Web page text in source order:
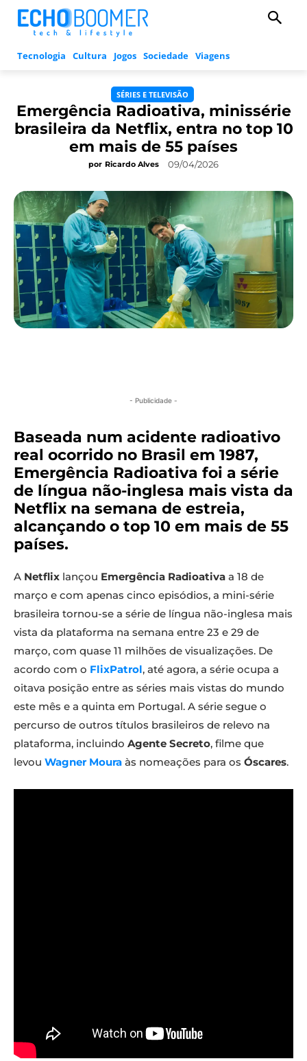
Tecnologia Cultura Jogos Sociedade Viagens
SÉRIES E TELEVISÃO
Emergência Radioativa, minissérie
brasileira da Netflix, entra no top 10
em mais de 55 países
por Ricardo Alves 09/04/2026
- Publicidade -
Baseada num acidente radioativo
real ocorrido no Brasil em 1987,
Emergência Radioativa foi a série
de língua não-inglesa mais vista da
Netflix na semana de estreia,
alcançando o top 10 em mais de 55
países.
A Netflix lançou Emergência Radioativa a 18 de
março e com apenas cinco episódios, a mini-série
brasileira tornou-se a série de língua não-inglesa mais
vista da plataforma na semana entre 23 e 29 de
março, com quase 11 milhões de visualizações. De
acordo com o FlixPatrol, até agora, a série ocupa a
oitava posição entre as séries mais vistas do mundo
este mês e a quinta em Portugal. A série segue o
percurso de outros títulos brasileiros de relevo na
plataforma, incluindo Agente Secreto, filme que
levou Wagner Moura às nomeações para os Óscares.